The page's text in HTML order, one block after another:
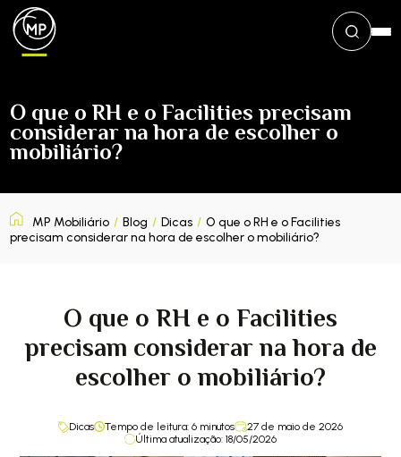
O que o RH e o Facilities precisam
considerar na hora de escolher o
mobiliário?
MP Mobiliário / Blog / Dicas / O que o RH e o Facilities
precisam considerar na hora de escolher o mobiliário?
O que o RH e o Facilities
precisam considerar na hora de
escolher o mobiliário?
Dicas Tempo de leitura: 6 minutos
27 de maio de 2026
Última atualização: 18/05/2026